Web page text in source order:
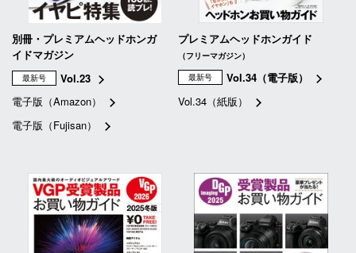
別冊・プレミアムヘッドホンガ
イドマガジン
最新号
Vol.23
電子版（Amazon）
電子版（Fujisan）
プレミアムヘッドホンガイド
（フリーマガジン）
最新号
Vol.34（電子版）
Vol.34（紙版）